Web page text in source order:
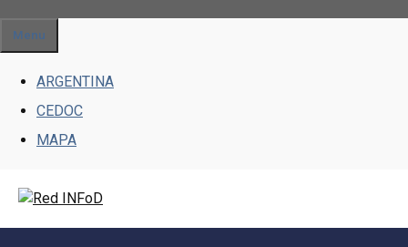
contenido
Menu
ARGENTINA
CEDOC
MAPA